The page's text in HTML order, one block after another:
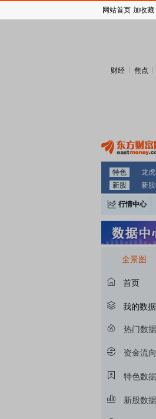
财经 焦点
特色 龙
新股
新
行情中心
全景图
首页
我的数据
热门数据
资金流向
特色数据
新股数据
网站首页 加收藏